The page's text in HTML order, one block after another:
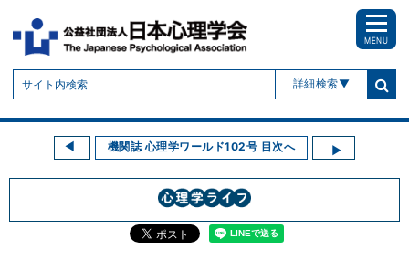
詳細検索
MENU
機関誌 心理学ワールド102号 目次へ